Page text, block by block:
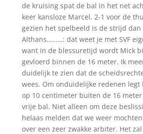
de kruising spat de bal in het net
keer kansloze Marcel. 2-1 voor de
gezien het spelbeeld is de strijd dan
Althans………: dat weet je met SVF
want in de blessuretijd wordt Mick
gevloerd binnen de 16 meter. Ik
duidelijk te zien dat de
wees. Om onduidelijke redenen legt
op 10 centimeter buiten de 16
vrije bal. Niet alleen om deze
helaas melden dat we weer
over een zeer zwakke arbiter. Het